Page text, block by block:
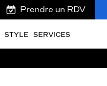
Prendre un RDV
STYLE SERVICES